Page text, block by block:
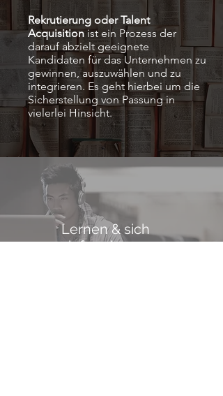
Rekrutierung oder Talent
Acquisition ist ein Prozess der
darauf abzielt geeignete
Kandidaten für das Unternehmen zu
gewinnen, auszuwählen und zu
integrieren. Es geht hierbei um die
Sicherstellung von Passung in
vielerlei Hinsicht.
Lernen & sich
informieren